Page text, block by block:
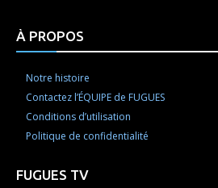
À PROPOS
Notre histoire
Contactez l’ÉQUIPE de FUGUES
Conditions d’utilisation
Politique de confidentialité
FUGUES TV